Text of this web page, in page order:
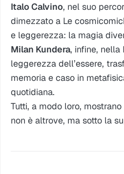
Italo Calvino, nel suo
dimezzato a Le
e leggerezza: la magia
Milan Kundera, infine, nella
leggerezza dell’essere,
memoria e caso in
quotidiana.
Tutti, a modo loro,
non è altrove, ma sotto la